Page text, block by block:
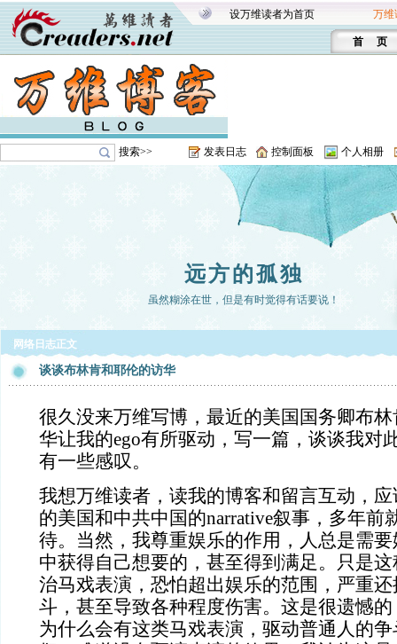
设万维读者为首页 万维
首 页
搜索>> 发表日志 控制面板 个人相册
远方的孤独
虽然糊涂在世，但是有时觉得有话要说！
网络日志正文
谈谈布林肯和耶伦的访华
很久没来万维写博，最近的美国国务卿布
华让我的ego有所驱动，写一篇，谈谈我对
有一些感叹。
我想万维读者，读我的博客和留言互动，
的美国和中共中国的narrative叙事，多年前
待。当然，我尊重娱乐的作用，人总是需
中获得自己想要的，甚至得到满足。只是
治马戏表演，恐怕超出娱乐的范围，严重
斗，甚至导致各种程度伤害。这是很遗憾
为什么会有这类马戏表演，驱动普通人的